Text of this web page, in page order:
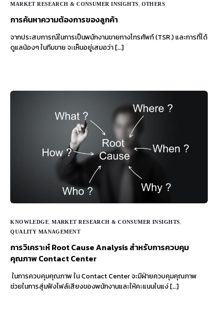
MARKET RESEARCH & CONSUMER INSIGHTS OTHERS
การค้นหาความต้องการของลูกค้า
จากประสบการณ์ในการเป็นพนักงานขายทางโทรศัพท์ (TSR.) และการที่ได้
ดูแลน้องๆ ในทีมขาย จะเห็นอยู่เสมอว่า […]
KNOWLEDGE ,MARKET RESEARCH & CONSUMER INSIGHTS
QUALITY MANAGEMENT
การวิเคราะห์ Root Cause Analysis สำหรับการควบคุม
คุณภาพ Contact Center
ในการควบคุมคุณภาพ ใน Contact Center จะมีฝ่ายควบคุมคุณภาพ
ช่วยในการสุ่มฟังไฟล์เสียงของพนักงานและให้คะแนนในแง่ […]